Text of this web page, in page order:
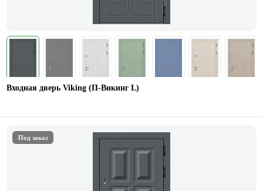
Входная дверь Viking (П-Викинг L)
Под заказ